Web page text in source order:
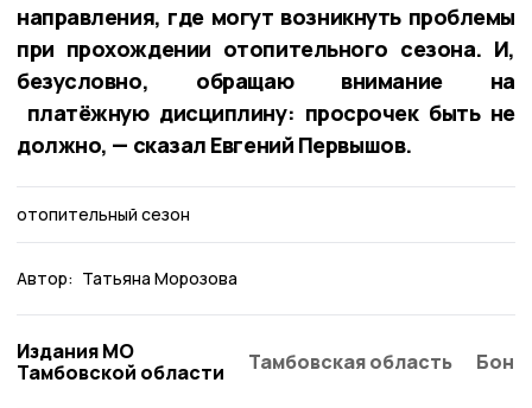
направления, где могут возникнуть проблемы
при прохождении отопительного сезона. И,
безусловно, обращаю внимание на
платёжную дисциплину: просрочек быть не
должно, — сказал Евгений Первышов.
отопительный сезон
Автор: Татьяна Морозова
Издания МО
Тамбовской области
Тамбовская область